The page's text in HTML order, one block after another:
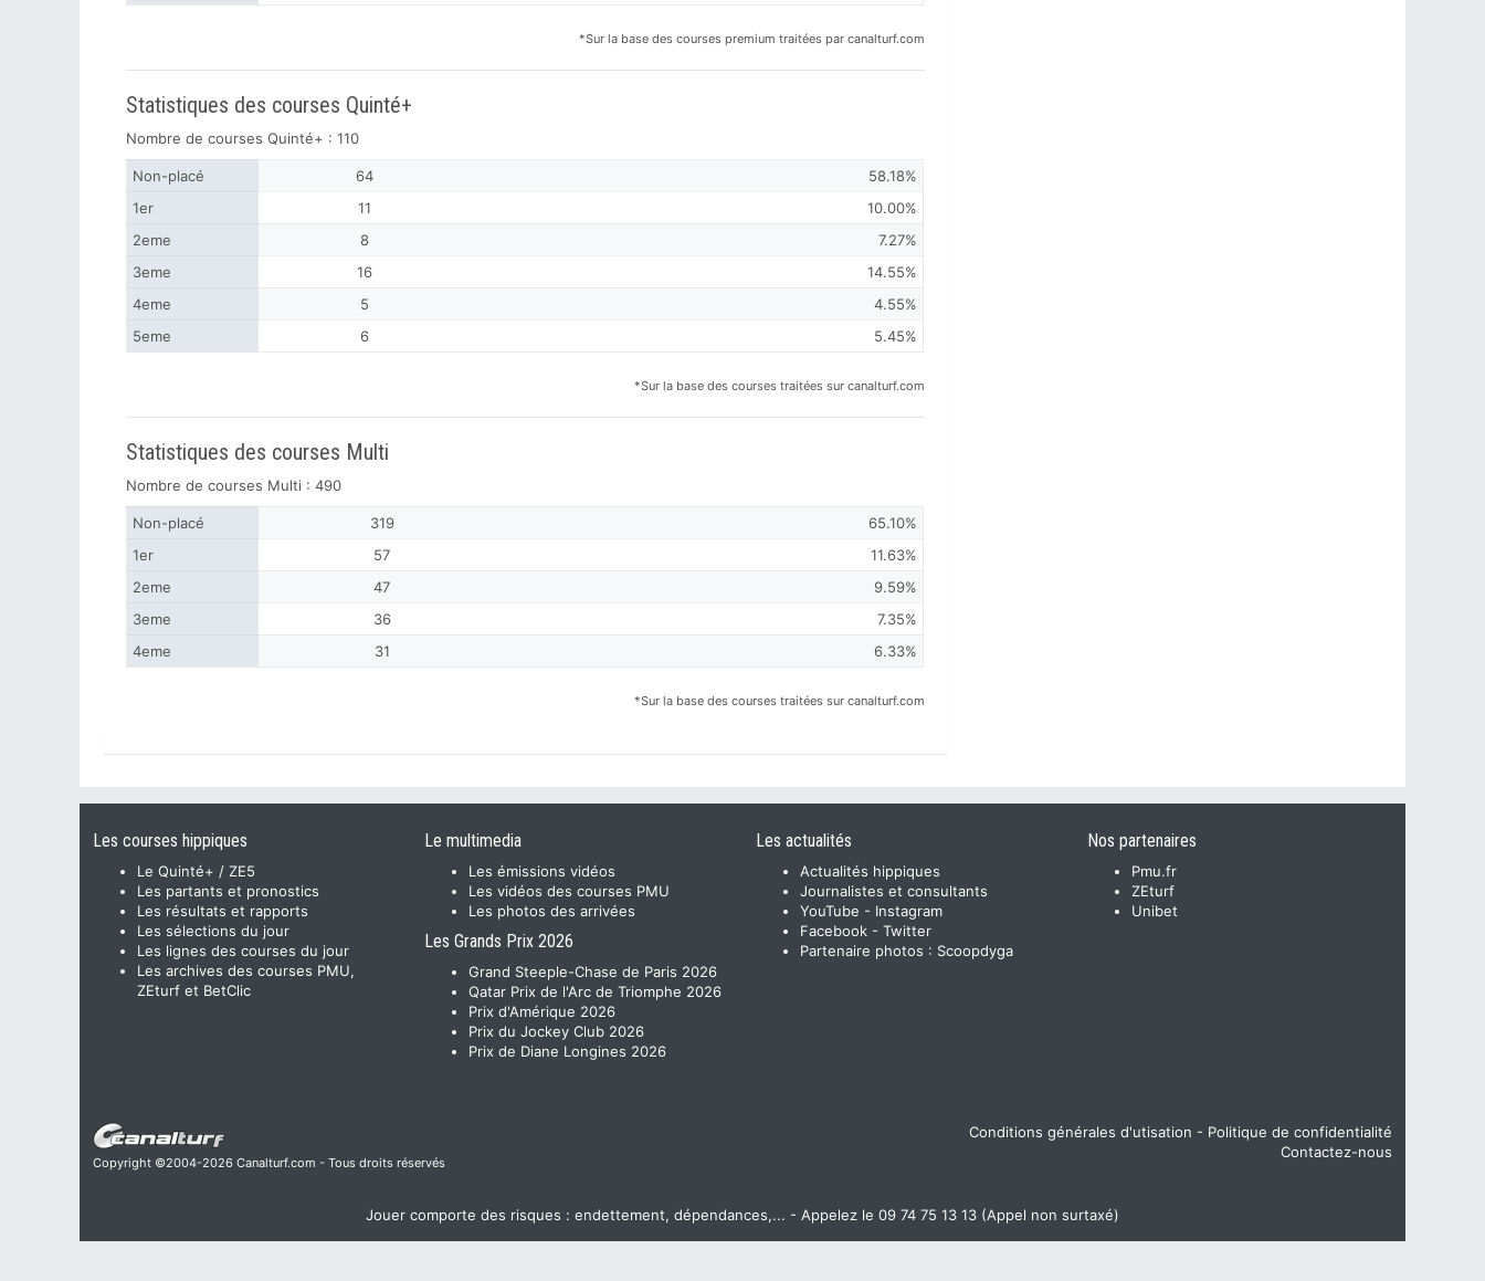
*Sur la base des courses premium traitées par canalturf.com
Statistiques des courses Quinté+
Nombre de courses Quinté+ : 110
Non-placé 64
58.18%
1er
11
10.00%
2eme
8
7.27%
3eme
16
14.55%
4eme
5
4.55%
5eme
6 5.45%
*Sur la base des courses traitées sur canalturf.com
Statistiques des courses Multi
Nombre de courses Multi : 490
Non-placé 319
65.10%
1er
57
11.63%
2eme
47
9.59%
3eme
36
7.35%
4eme
31 6.33%
*Sur la base des courses traitées sur canalturf.com
Les courses hippiques
Le Quinté+ / ZE5
Les partants et pronostics
Les résultats et rapports
Les sélections du jour
Les lignes des courses du jour
Les archives des courses PMU,
ZEturf et BetClic
Le multimedia
Les émissions vidéos
Les vidéos des courses PMU
Les photos des arrivées
Les Grands Prix 2026
Grand Steeple-Chase de Paris 2026
Qatar Prix de l'Arc de Triomphe 2026
Prix d'Amérique 2026
Prix du Jockey Club 2026
Prix de Diane Longines 2026
Les actualités
Actualités hippiques
Journalistes et consultants
YouTube - Instagram
Facebook - Twitter
Partenaire photos : Scoopdyga
Nos partenaires
Pmu.fr
ZEturf
Unibet
Copyright ©2004-2026 Canalturf.com - Tous droits réservés
Conditions générales d'utisation - Politique de confidentialité
Contactez-nous
Jouer comporte des risques : endettement, dépendances,... - Appelez le 09 74 75 13 13 (Appel non surtaxé)